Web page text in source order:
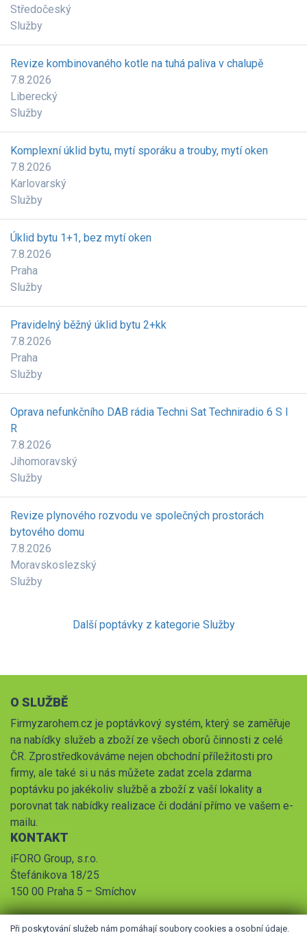
Středočeský
Služby
Revize kombinovaného kotle na tuhá paliva v chalupě
7.8.2026
Liberecký
Služby
Komplexní úklid bytu, mytí sporáku a trouby, mytí oken
7.8.2026
Karlovarský
Služby
Úklid bytu 1+1, bez mytí oken
7.8.2026
Praha
Služby
Pravidelný běžný úklid bytu 2+kk
7.8.2026
Praha
Služby
Oprava nefunkčního DAB rádia Techni Sat Techniradio 6 S I
R
7.8.2026
Jihomoravský
Služby
Revize plynového rozvodu ve společných prostorách
bytového domu
7.8.2026
Moravskoslezský
Služby
Další poptávky z kategorie Služby
O SLUŽBĚ
Firmyzarohem.cz je poptávkový systém, který se zaměřuje
na nabídky služeb a zboží ze všech oborů činnosti z celé
ČR. Zprostředkováváme nejen obchodní příležitosti pro
firmy, ale také si u nás můžete zadat zcela zdarma
poptávku po jakékoliv službě a zboží z vaší lokality a
porovnat tak nabídky realizace či dodání přímo ve vašem e-
mailu.
KONTAKT
iFORO Group, s.r.o.
Štefánikova 18/25
150 00 Praha 5 – Smíchov
Při poskytování služeb nám pomáhají soubory cookies a osobní údaje.